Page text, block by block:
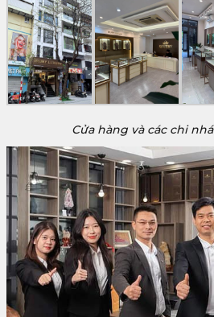
Cửa hàng và các chi